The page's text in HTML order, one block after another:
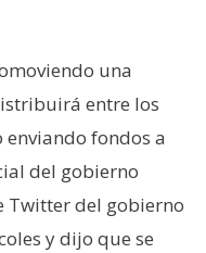
una
entre los
fondos a
del gobierno
Twitter del gobierno
y dijo que se